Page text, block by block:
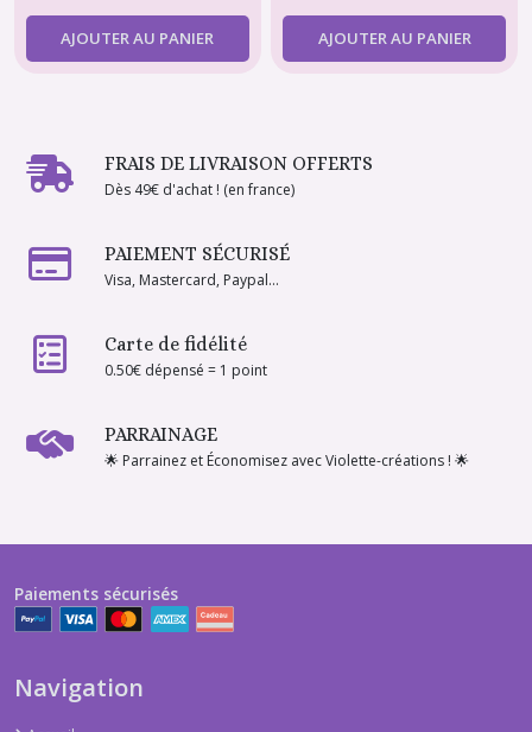
AJOUTER AU PANIER AJOUTER AU PANIER
FRAIS DE LIVRAISON OFFERTS
Dès 49€ d'achat ! (en france)
PAIEMENT SÉCURISÉ
Visa, Mastercard, Paypal...
Carte de fidélité
0.50€ dépensé = 1 point
PARRAINAGE
🌟 Parrainez et Économisez avec Violette-créations ! 🌟
Paiements sécurisés
Navigation